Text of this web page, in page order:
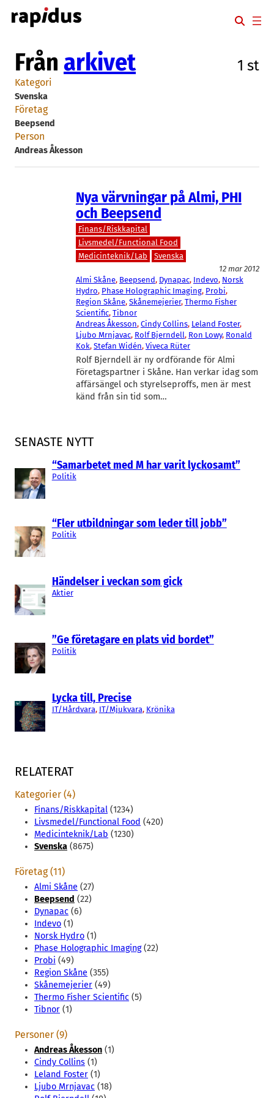
Hoppa
till
SENASTE NYTT
“Samarbetet med M har varit lyckosamt”
Politik
“Fler utbildningar som leder till jobb”
Politik
Händelser i veckan som gick
Aktier
”Ge företagare en plats vid bordet”
Politik
Lycka till, Precise
IT/Hårdvara, IT/Mjukvara, Krönika
Från arkivet 1 st
Kategori
Svenska
Företag
Beepsend
Person
Andreas Åkesson
Nya värvningar på Almi, PHI
och Beepsend
Finans/Riskkapital
Livsmedel/Functional Food
Medicinteknik/Lab
Svenska
12 mar 2012
Almi Skåne, Beepsend, Dynapac, Indevo, Norsk
Hydro, Phase Holographic Imaging, Probi
Region Skåne, Skånemejerier, Thermo Fisher
Scientific, Tibnor
Andreas Åkesson, Cindy Collins, Leland Foster
Ljubo Mrnjavac, Rolf Bjerndell, Ron Lowy, Ronald
Kok, Stefan Widén, Viveca Rüter
Rolf Bjerndell är ny ordförande för Almi
Företagspartner i Skåne. Han verkar idag som
affärsängel och styrelseproffs, men är mest
känd från sin tid som…
RELATERAT
Kategorier (4)
Finans/Riskkapital (1234)
Livsmedel/Functional Food (420)
Medicinteknik/Lab (1230)
Svenska (8675)
Företag (11)
Almi Skåne (27)
Beepsend (22)
Dynapac (6)
Indevo (1)
Norsk Hydro (1)
Phase Holographic Imaging(22)
Probi (49)
Region Skåne (355)
Skånemejerier (49)
Thermo Fisher Scientific (5)
Tibnor (1)
Personer (9)
Andreas Åkesson (1)
Cindy Collins (1)
Leland Foster (1)
Ljubo Mrnjavac (18)